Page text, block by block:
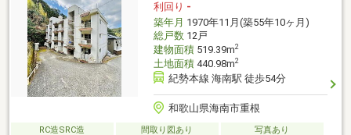
利回り -
築年月 1970年11月(築55年10ヶ月)
総戸数12戸
建物面積519.39m2
土地面積440.98m2
紀勢本線 海南駅 徒歩54分
和歌山県海南市重根
RC造SRC造 間取り図あり 写真あり